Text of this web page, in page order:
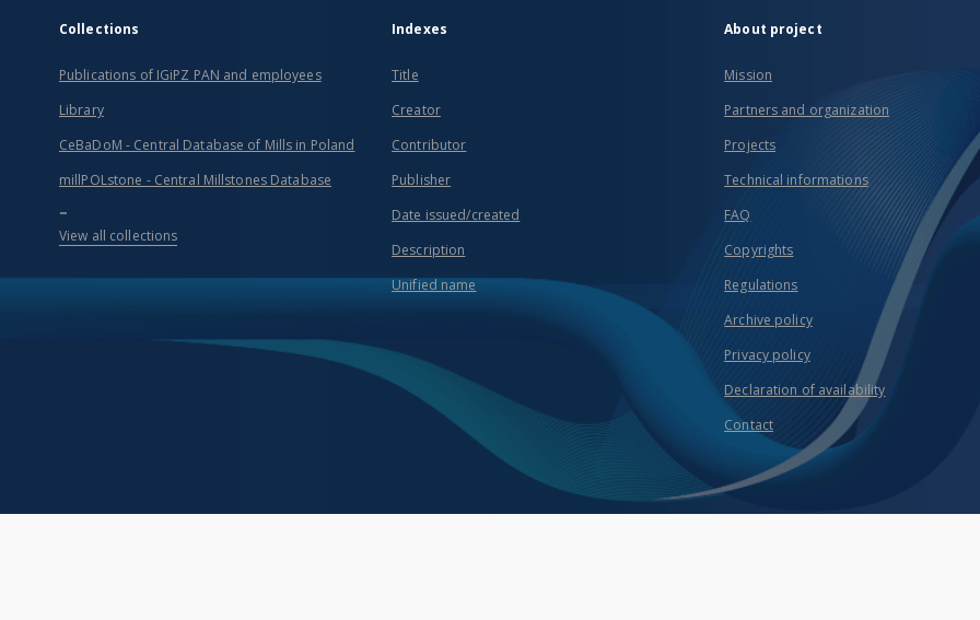
Collections
Publications of IGiPZ PAN and employees
Library
CeBaDoM - Central Database of Mills in Poland
millPOLstone - Central Millstones Database
...
View all collections
Indexes
Title
Creator
Contributor
Publisher
Date issued/created
Description
Unified name
About project
Mission
Partners and organization
Projects
Technical informations
FAQ
Copyrights
Regulations
Archive policy
Privacy policy
Declaration of availability
Contact